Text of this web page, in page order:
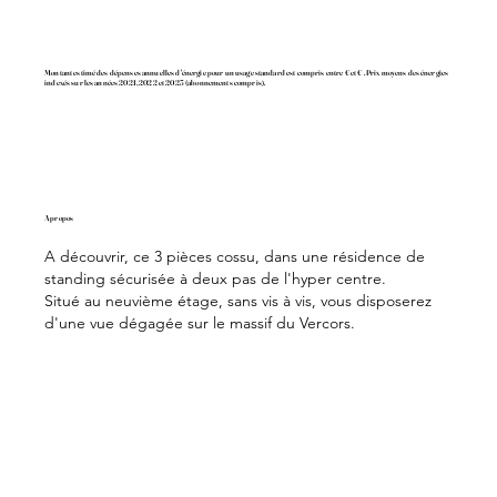
A propos
A découvrir, ce 3 pièces cossu, dans une résidence de
standing sécurisée à deux pas de l'hyper centre.
Situé au neuvième étage, sans vis à vis, vous disposerez
d'une vue dégagée sur le massif du Vercors.
Montant estimé des dépenses annuelles d'énergie pour un usage standard est compris entre € et € . Prix moyens des énergies
indexés sur les années 2021, 2022 et 2023 (abonnements compris).